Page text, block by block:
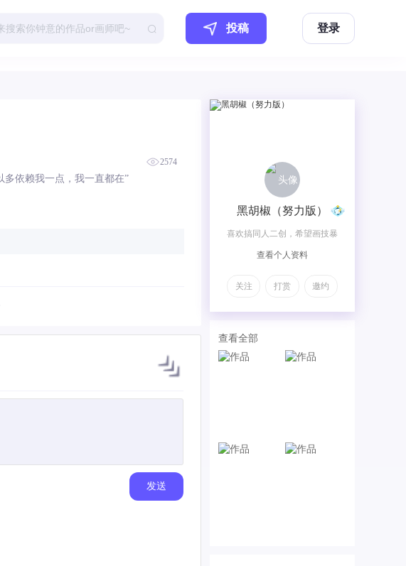
投稿 登录
2574
多依赖我一点，我一直都在”
发送
黑胡椒（努力版）
喜欢搞同人二创，希望画技暴
涨
查看个人资料
关注 打赏 邀约
查看全部